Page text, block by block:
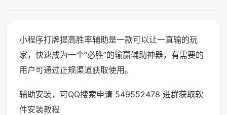
小程序打牌提高胜率辅助是一款可以让一直输的玩
家，快速成为一个“必胜”的输赢辅助神器，有需要的
用户可通过正规渠道获取使用。
辅助安装，可QQ搜索申请 549552478 进群获取软
件安装教程